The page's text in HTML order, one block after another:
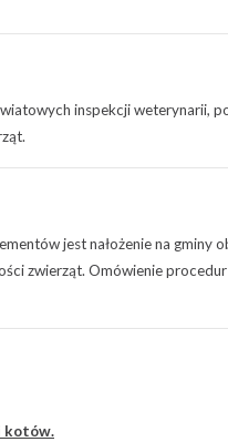
inspekcji weterynarii,
jest nałożenie na gminy
zwierząt. Omówienie
kotów.